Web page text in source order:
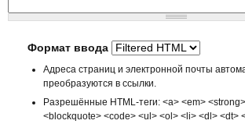
Формат ввода
Адреса страниц и электронной почты
преобразуются в ссылки.
Разрешённые HTML-теги: <a> <em>
<blockquote> <code> <ul> <ol> <li> <dl> <dt>